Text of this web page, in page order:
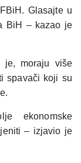
Glasajte u
BiH – kazao je
je, moraju više
spavači koji su
ekonomske
– izjavio je